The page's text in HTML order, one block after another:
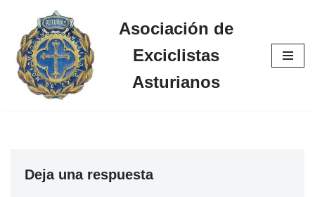
Saltar
al
contenido
Asociación de
Exciclistas
Asturianos
Deja una respuesta